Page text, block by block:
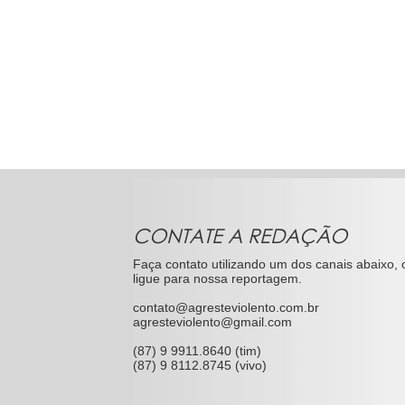
CONTATE A REDAÇÃO
Faça contato utilizando um dos canais abaixo,
ligue para nossa reportagem.
contato@agresteviolento.com.br
agresteviolento@gmail.com
(87) 9 9911.8640 (tim)
(87) 9 8112.8745 (vivo)